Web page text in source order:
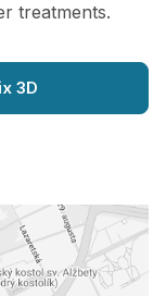
treatments.
3D